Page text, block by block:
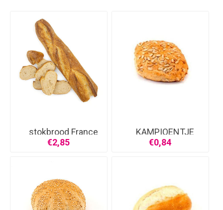
stokbrood France
€2,85
KAMPIOENTJE
€0,84